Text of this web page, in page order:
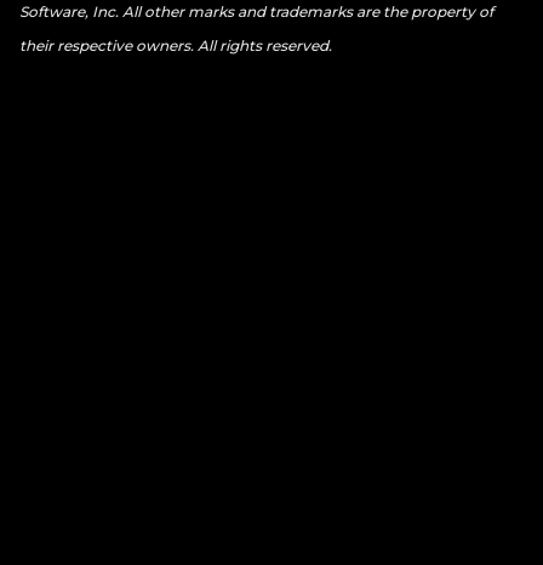
Software, Inc. All other marks and trademarks are the property of
their respective owners. All rights reserved.